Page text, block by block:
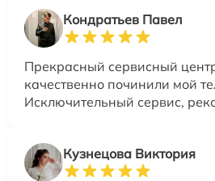
Кондратьев Павел
Прекрасный сервисный
качественно починили мой
Исключительный сервис,
Кузнецова Виктория